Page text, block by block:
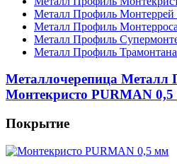
Металл Профиль
Металл Профиль
Металл Профиль
Металл Профиль
Металлочерепица Металл
Монтекристо PURMAN
Покрытие